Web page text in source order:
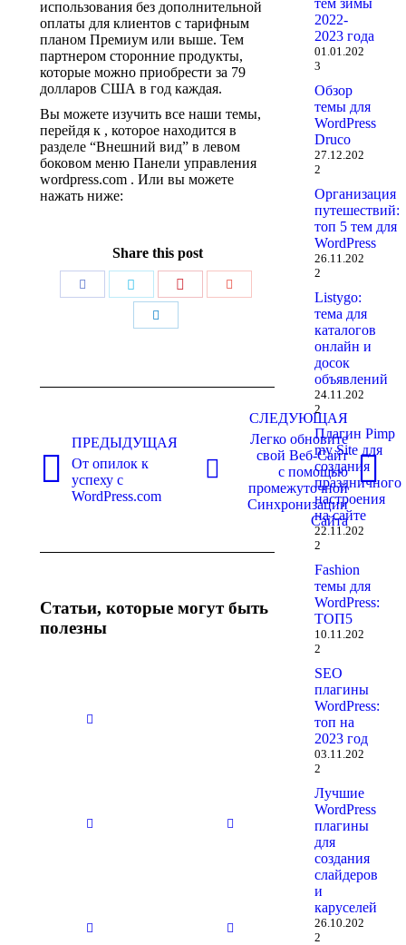
использования без дополнительной
оплаты для клиентов с тарифным
планом Премиум или выше. Тем
партнером сторонние продукты,
которые можно приобрести за 79
долларов США в год каждая.
Вы можете изучить все наши темы,
перейдя к , которое находится в
разделе “Внешний вид” в левом
боковом меню Панели управления
wordpress.com . Или вы можете
нажать ниже:
Share this post
ПоделитьсяПоделитьсяПоделитьсяПоделиться
Поделиться
записям
ПРЕДЫДУЩАЯ
Предыдущая
запись:
От опилок к
успеху с
WordPress.com
СЛЕДУЮЩАЯ
Следующая
запись:
Легко обновите
свой Веб-Сайт
с помощью
промежуточной
Синхронизации
Сайта
Статьи, которые могут быть
полезны
Нет
заголовка
29.10.2025
Нет
заголовка
29.10.2025
Нет
заголовка
29.10.2025
тем зимы
2022-
2023 года
01.01.202
3
Обзор
темы для
WordPress
Druco
27.12.202
2
Организация
путешествий:
топ 5 тем для
WordPress
26.11.202
2
Listygo:
тема для
каталогов
онлайн и
досок
объявлений
24.11.202
2
Плагин Pimp
my Site для
создания
праздничного
настроения
на сайте
22.11.202
2
Fashion
темы для
WordPress:
ТОП5
10.11.202
2
SEO
плагины
WordPress:
топ на
2023 год
03.11.202
2
Лучшие
WordPress
плагины
для
создания
слайдеров
и
каруселей
26.10.202
2